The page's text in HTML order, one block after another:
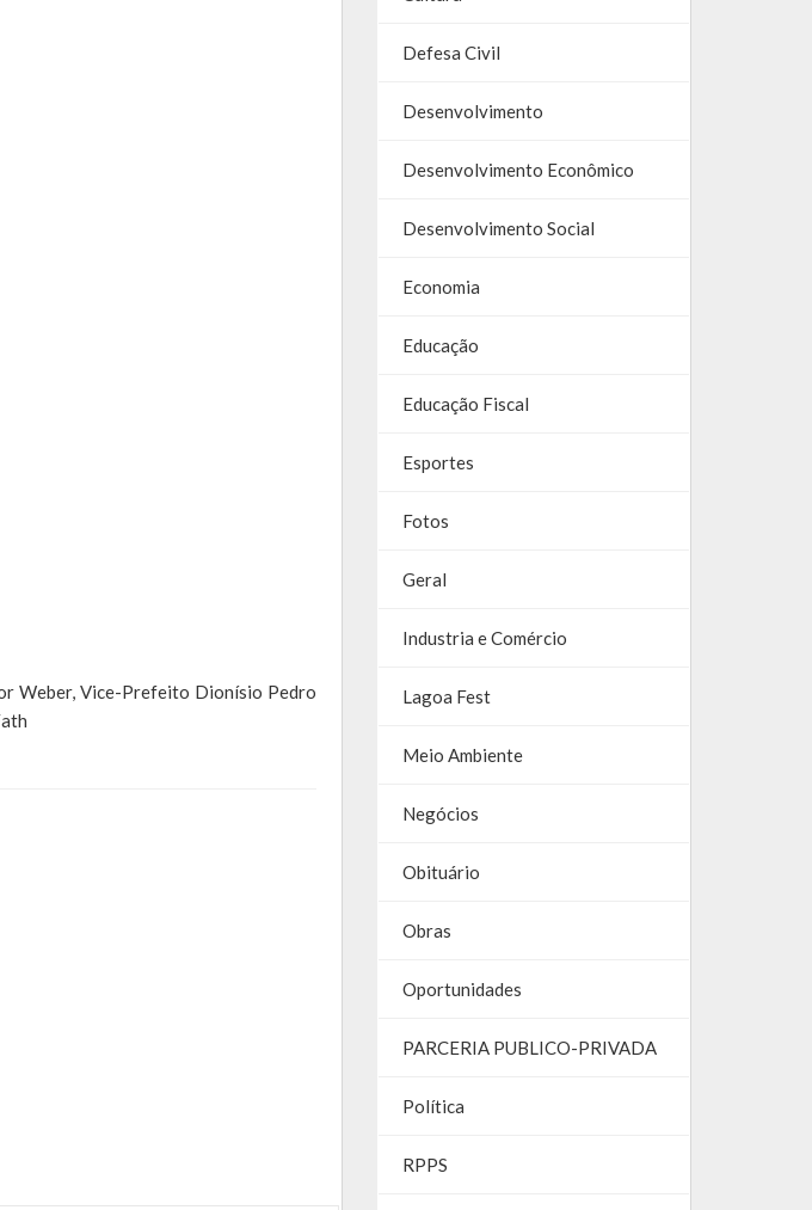
Weber, Vice-Prefeito Dionísio Pedro
Defesa Civil
Desenvolvimento
Desenvolvimento Econômico
Desenvolvimento Social
Economia
Educação
Educação Fiscal
Esportes
Fotos
Geral
Industria e Comércio
Lagoa Fest
Meio Ambiente
Negócios
Obituário
Obras
Oportunidades
PARCERIA PUBLICO-PRIVADA
Política
RPPS